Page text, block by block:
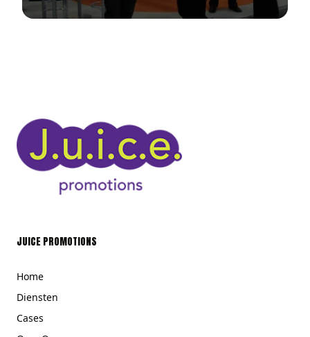
JUICE PROMOTIONS
Home
Diensten
Cases